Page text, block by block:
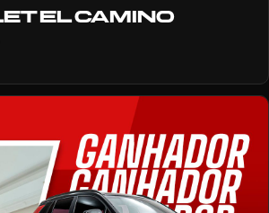
EL CAMINO